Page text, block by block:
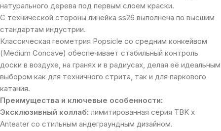
натурального дерева под первым слоем краски.
С технической стороны линейка ss26 выполнена по высшим
стандартам индустрии.
Классическая геометрия Popsicle со средним конкейвом
(Medium Concave) обеспечивает стабильный контроль
доски в воздухе, на гранях и в радиусах, делая её идеальным
выбором как для техничного стрита, так и для паркового
катания.
Преимущества и ключевые особенности:
Эксклюзивный коллаб: лимитированная серия TBK x
Anteater со стильным андеграундным дизайном.